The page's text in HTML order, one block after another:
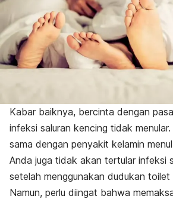
Kabar baiknya, bercinta dengan
infeksi saluran kencing tidak
sama dengan penyakit kelamin
Anda juga tidak akan tertular infeksi
setelah menggunakan dudukan toilet
Namun, perlu diingat bahwa